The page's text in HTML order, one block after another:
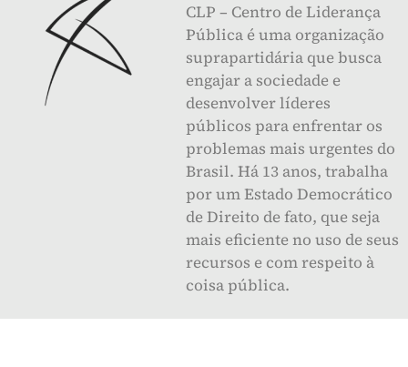
CLP – Centro de Liderança
Pública é uma organização
suprapartidária que busca
engajar a sociedade e
desenvolver líderes
públicos para enfrentar os
problemas mais urgentes do
Brasil. Há 13 anos, trabalha
por um Estado Democrático
de Direito de fato, que seja
mais eficiente no uso de seus
recursos e com respeito à
coisa pública.